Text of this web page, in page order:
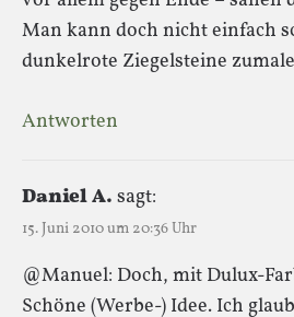
Man kann doch nicht einfach
dunkelrote Ziegelsteine
Antworten
Daniel A. sagt:
15. Juni 2010 um 20:36 Uhr
@Manuel: Doch, mit Dulux-
Schöne (Werbe-) Idee. Ich